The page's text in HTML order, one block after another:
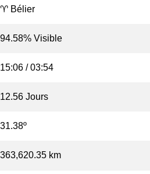
♈ Bélier
94.58% Visible
15:06 / 03:54
12.56 Jours
31.38º
363,620.35 km